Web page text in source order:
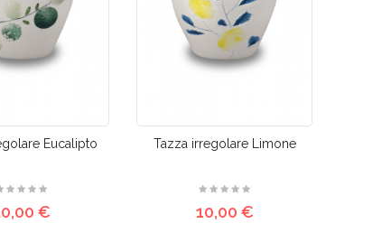
Eucalipto
€
Tazza irregolare Limone
10,00 €